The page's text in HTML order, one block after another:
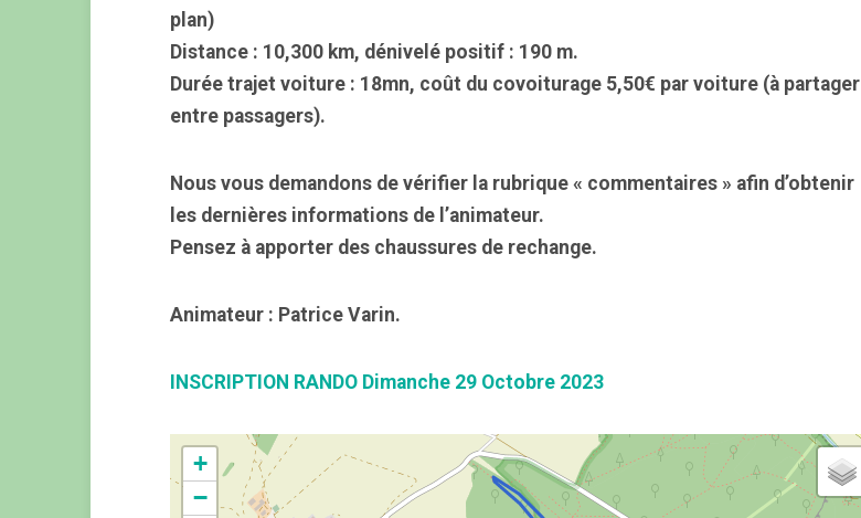
plan)
Distance : 10,300 km, dénivelé positif : 190 m.
Durée trajet voiture : 18mn, coût du covoiturage 5,50€ par voiture (à partager
entre passagers).
Nous vous demandons de vérifier la rubrique « commentaires » afin d’obtenir
les dernières informations de l’animateur.
Pensez à apporter des chaussures de rechange.
Animateur : Patrice Varin.
INSCRIPTION RANDO Dimanche 29 Octobre 2023
+
−